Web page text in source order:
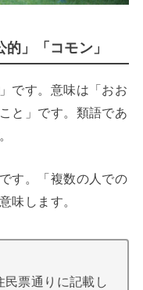
」「コモン」
です。意味は「おお
と」です。類語であ
す。「複数の人での
味します。
票通りに記載し